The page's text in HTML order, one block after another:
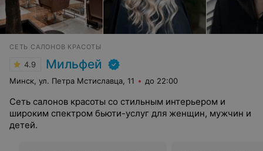
СЕТЬ САЛОНОВ КРАСОТЫ
4.9 Мильфей
Минск, ул. Петра Мстиславца, 11 до 22:00
Сеть салонов красоты со стильным интерьером и
широким спектром бьюти-услуг для женщин, мужчин и
детей.